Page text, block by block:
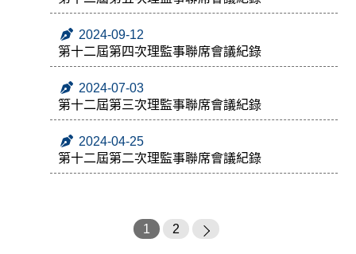
2024-09-12
第十二屆第四次理監事聯席會議紀錄
2024-07-03
第十二屆第三次理監事聯席會議紀錄
2024-04-25
第十二屆第二次理監事聯席會議紀錄
1 2